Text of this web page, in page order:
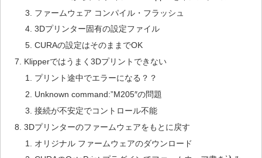
ファームウェア コンパイル・フラッシュ
3Dプリンター固有の設定ファイル
CURAの設定はそのままでOK
Klipperではうまく3Dプリントできない
プリント途中でエラーになる？？
Unknown command:”M205″の問題
接続が不安定でコントロール不能
3Dプリンターのファームウェアをもとに戻す
オリジナル ファームウェアのダウンロード